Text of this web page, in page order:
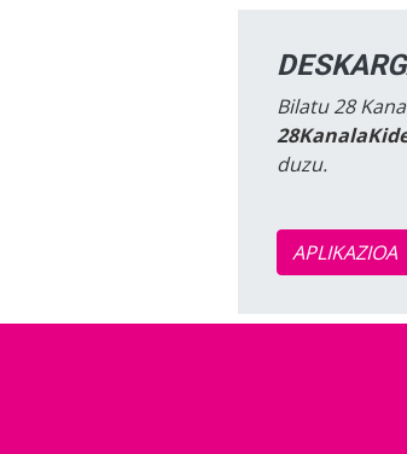
Bilatu 28
duzu.
APLIKAZIOA